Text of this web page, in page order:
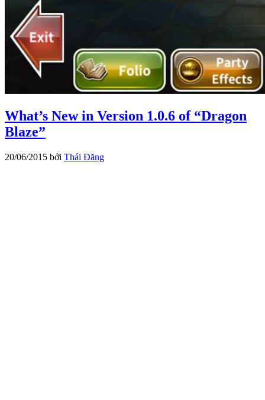
What’s New in Version 1.0.6 of “Dragon
Blaze”
20/06/2015 bởi Thái Đăng